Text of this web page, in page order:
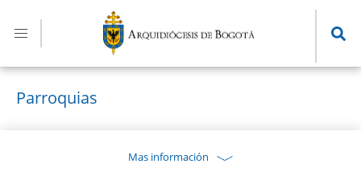
contenido
principal
Parroquias
Mas información